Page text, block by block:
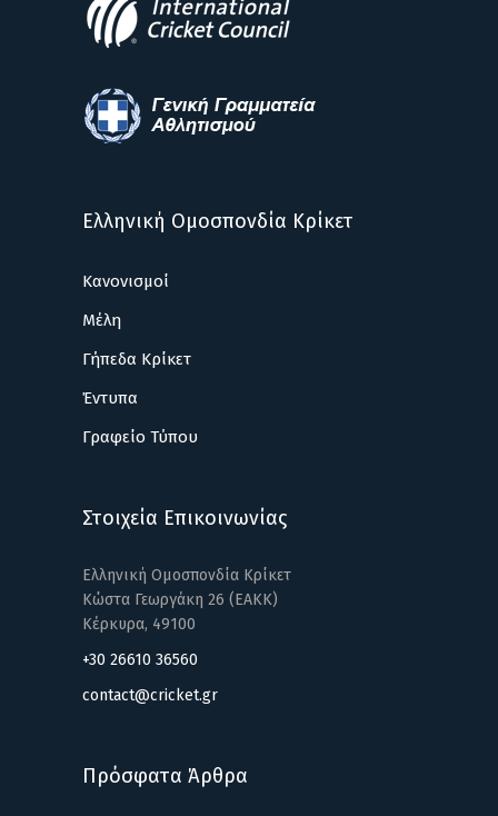
Ελληνική Ομοσπονδία Κρίκετ
Κανονισμοί
Μέλη
Γήπεδα Κρίκετ
Έντυπα
Γραφείο Τύπου
Στοιχεία Επικοινωνίας
Ελληνική Ομοσπονδία Κρίκετ
Κώστα Γεωργάκη 26 (ΕΑΚΚ)
Κέρκυρα, 49100
+30 26610 36560
contact@cricket.gr
Πρόσφατα Άρθρα